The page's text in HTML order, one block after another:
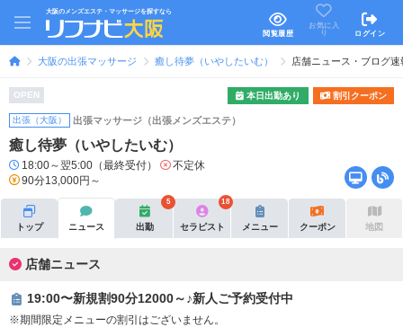
大阪のメンズエステ・マッサージを探すなら
閲覧履歴
お気に入
り
ログイン
大阪の出張マッサージ 癒し待夢（いやしたいむ） 店舗ニュース・ブログ速
OPEN 本日出勤あり 割引クーポン
出張（大阪） 出張マッサージ（出張メンズエステ）
癒し待夢（いやしたいむ）
18:00～翌5:00（最終受付）
不定休
90分13,000円～
トップ ニュース 出勤
5
セラピスト
18
メニュー クーポン 地図
店舗ニュース
19:00〜新規割90分12000～♪新人ご予約受付中
※期間限定メニューの割引はございません。